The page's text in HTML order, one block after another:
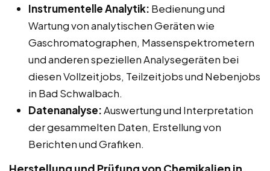
Instrumentelle Analytik: Bedienung und
Wartung von analytischen Geräten wie
Gaschromatographen, Massenspektrometern
und anderen speziellen Analysegeräten bei
diesen Vollzeitjobs, Teilzeitjobs und Nebenjobs
in Bad Schwalbach.
Datenanalyse:Auswertung und Interpretation
der gesammelten Daten, Erstellung von
Berichten und Grafiken.